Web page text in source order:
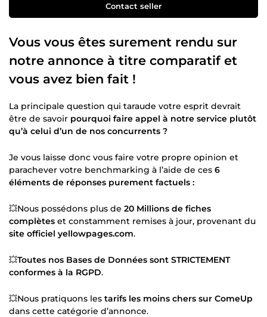
Contact seller
Vous vous êtes surement rendu sur
notre annonce à titre comparatif et
vous avez bien fait !
La principale question qui taraude votre esprit devrait
être de savoir pourquoi faire appel à notre service plutôt
qu’à celui d’un de nos concurrents ?
Je vous laisse donc vous faire votre propre opinion et
parachever votre benchmarking à l’aide de ces 6
éléments de réponses purement factuels :
💥Nous possédons plus de 20 Millions de fiches
complètes et constamment remises à jour, provenant du
site officiel yellowpages.com.
💥Toutes nos Bases de Données sont STRICTEMENT
conformes à la RGPD.
💥Nous pratiquons les tarifs les moins chers sur ComeUp
dans cette catégorie d’annonce.